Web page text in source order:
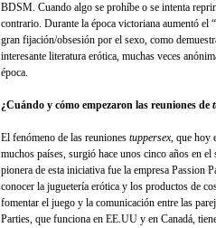
BDSM. Cuando algo se prohíbe o se intenta
contrario. Durante la época victoriana aumentó el
gran fijación/obsesión por el sexo, como
interesante literatura erótica, muchas veces
época.
¿Cuándo y cómo empezaron las reuniones de
El fenómeno de las reuniones tuppersex, que hoy
muchos países, surgió hace unos cinco años en
pionera de esta iniciativa fue la empresa Passion
conocer la juguetería erótica y los productos de
fomentar el juego y la comunicación entre las
Parties, que funciona en EE.UU y en Canadá,